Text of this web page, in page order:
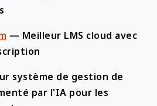
— Meilleur LMS cloud avec
système de gestion de
par l'IA pour les